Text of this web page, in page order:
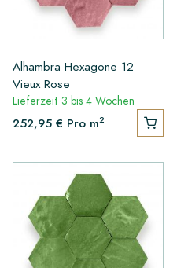
Alhambra Hexagone 12
Vieux Rose
Lieferzeit 3 bis 4 Wochen
252,95 € Pro m2